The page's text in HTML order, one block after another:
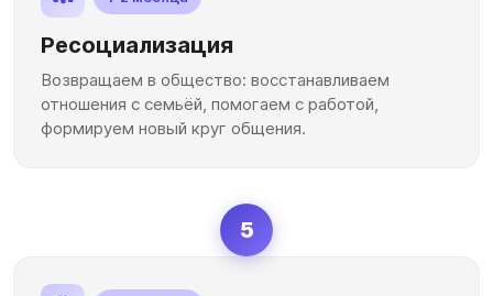
Ресоциализация
Возвращаем в общество: восстанавливаем
отношения с семьёй, помогаем с работой,
формируем новый круг общения.
5